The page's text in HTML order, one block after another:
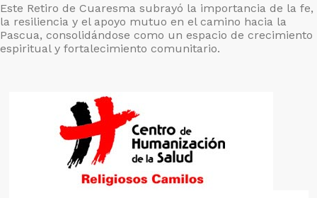
Este Retiro de Cuaresma subrayó la importancia de la fe,
la resiliencia y el apoyo mutuo en el camino hacia la
Pascua, consolidándose como un espacio de crecimiento
espiritual y fortalecimiento comunitario.